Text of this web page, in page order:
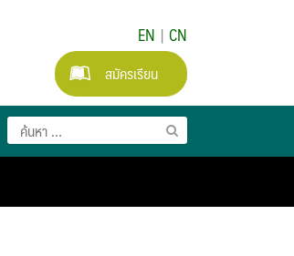
EN | CN
สมัครเรียน